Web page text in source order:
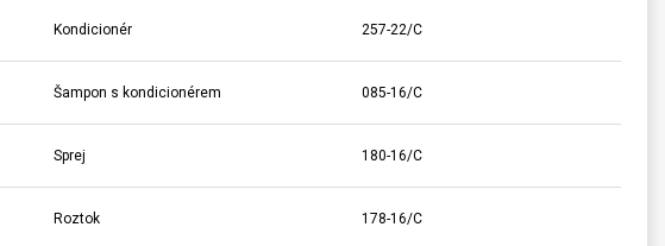
Kondicionér 257-22/C
Šampon s kondicionérem 085-16/C
Sprej 180-16/C
Roztok 178-16/C